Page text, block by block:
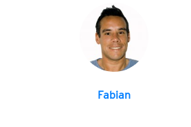
Fabian